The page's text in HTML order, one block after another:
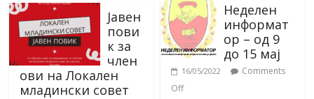
Јавен
пови
к за
член
ови на Локален
младински совет
Неделен
информат
ор – од 9
до 15 мај
16/05/2022
Comments
Off